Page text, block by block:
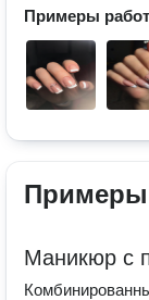
Примеры работ
Примеры
Маникюр с